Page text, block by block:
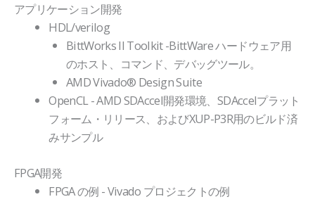
アプリケーション開発
HDL/verilog
BittWorks II Toolkit -BittWare ハードウェア用
のホスト、コマンド、デバッグツール。
AMD Vivado® Design Suite
OpenCL - AMD SDAccel開発環境、SDAccelプラット
フォーム・リリース、およびXUP-P3R用のビルド済
みサンプル
FPGA開発
FPGA の例 - Vivado プロジェクトの例